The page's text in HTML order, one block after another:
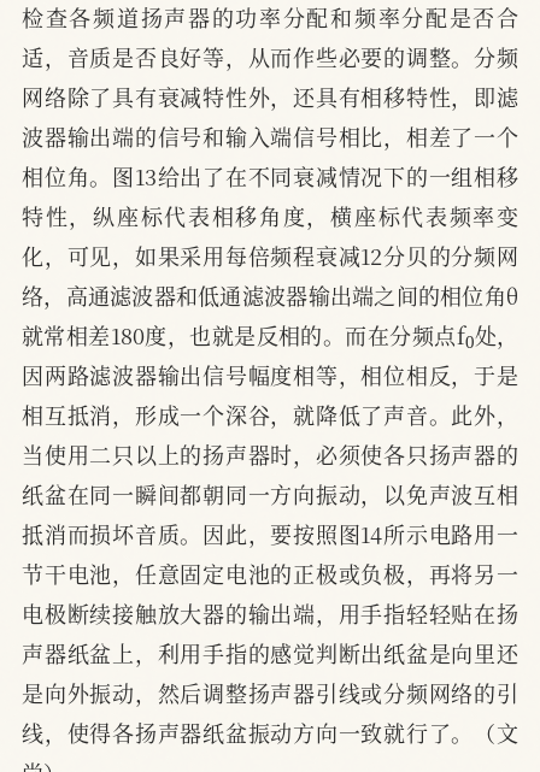
检查各频道扬声器的功率分配和频率分配是否合
适，音质是否良好等，从而作些必要的调整。分频
网络除了具有衰减特性外，还具有相移特性，即滤
波器输出端的信号和输入端信号相比，相差了一个
相位角。图13给出了在不同衰减情况下的一组相移
特性，纵座标代表相移角度，横座标代表频率变
化，可见，如果采用每倍频程衰减12分贝的分频网
络，高通滤波器和低通滤波器输出端之间的相位角θ
就常相差180度，也就是反相的。而在分频点f0处，
因两路滤波器输出信号幅度相等，相位相反，于是
相互抵消，形成一个深谷，就降低了声音。此外，
当使用二只以上的扬声器时，必须使各只扬声器的
纸盆在同一瞬间都朝同一方向振动，以免声波互相
抵消而损坏音质。因此，要按照图14所示电路用一
节干电池，任意固定电池的正极或负极，再将另一
电极断续接触放大器的输出端，用手指轻轻贴在扬
声器纸盆上，利用手指的感觉判断出纸盆是向里还
是向外振动，然后调整扬声器引线或分频网络的引
线，使得各扬声器纸盆振动方向一致就行了。（文